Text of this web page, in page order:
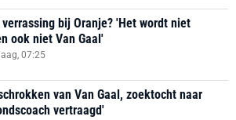
bij Oranje? 'Het wordt niet
ook niet Van Gaal'
07:25
van Van Gaal, zoektocht naar
vertraagd'